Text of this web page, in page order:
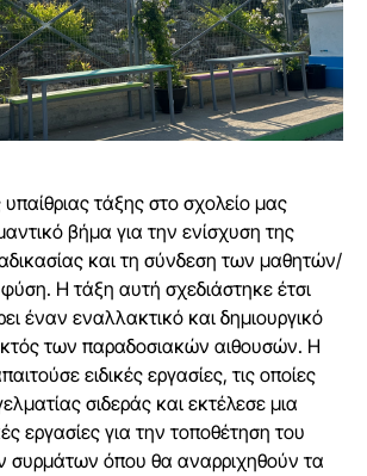
υπαίθριας τάξης στο σχολείο μας
βήμα για την ενίσχυση της
και τη σύνδεση των μαθητών/
Η τάξη αυτή σχεδιάστηκε έτσι
έναν εναλλακτικό και δημιουργικό
των παραδοσιακών αιθουσών. Η
ειδικές εργασίες, τις οποίες
σιδεράς και εκτέλεσε μια
εργασίες για την τοποθέτηση του
συρμάτων όπου θα αναρριχηθούν τα